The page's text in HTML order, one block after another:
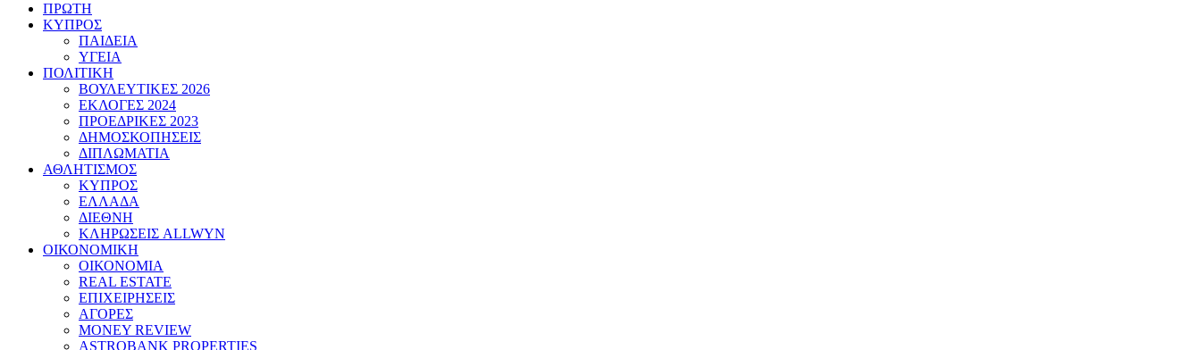
ΠΡΩΤΗ
ΚΥΠΡΟΣ
ΠΑΙΔΕΙΑ
ΥΓΕΙΑ
ΠΟΛΙΤΙΚΗ
ΒΟΥΛΕΥΤΙΚΕΣ 2026
ΕΚΛΟΓΕΣ 2024
ΠΡΟΕΔΡΙΚΕΣ 2023
ΔΗΜΟΣΚΟΠΗΣΕΙΣ
ΔΙΠΛΩΜΑΤΙΑ
ΑΘΛΗΤΙΣΜΟΣ
ΚΥΠΡΟΣ
ΕΛΛΑΔΑ
ΔΙΕΘΝΗ
ΚΛΗΡΩΣΕΙΣ ALLWYN
ΟΙΚΟΝΟΜΙΚΗ
ΟΙΚΟΝΟΜΙΑ
REAL ESTATE
ΕΠΙΧΕΙΡΗΣΕΙΣ
ΑΓΟΡΕΣ
MONEY REVIEW
ASTROBANK PROPERTIES